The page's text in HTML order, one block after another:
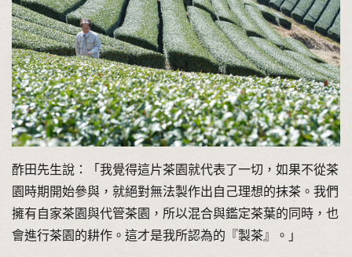
酢田先生說：「我覺得這片茶園就代表了一切，如果不從茶
園時期開始參與，就絕對無法製作出自己理想的抹茶。我們
擁有自家茶園與代管茶園，所以混合與鑑定茶葉的同時，也
會進行茶園的耕作。這才是我所認為的『製茶』。」